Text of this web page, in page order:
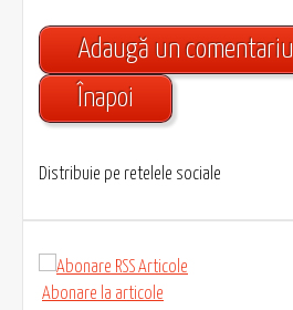
Adaugă un comentariu
Înapoi
Distribuie pe retelele sociale
Abonare la articole